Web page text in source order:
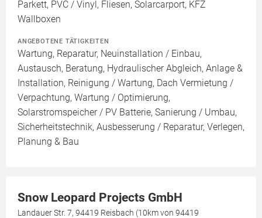
Parkett, PVC / Vinyl, Fliesen, Solarcarport, KFZ
Wallboxen
ANGEBOTENE TÄTIGKEITEN
Wartung, Reparatur, Neuinstallation / Einbau,
Austausch, Beratung, Hydraulischer Abgleich, Anlage &
Installation, Reinigung / Wartung, Dach Vermietung /
Verpachtung, Wartung / Optimierung,
Solarstromspeicher / PV Batterie, Sanierung / Umbau,
Sicherheitstechnik, Ausbesserung / Reparatur, Verlegen,
Planung & Bau
Snow Leopard Projects GmbH
Landauer Str. 7, 94419 Reisbach (10km von 94419